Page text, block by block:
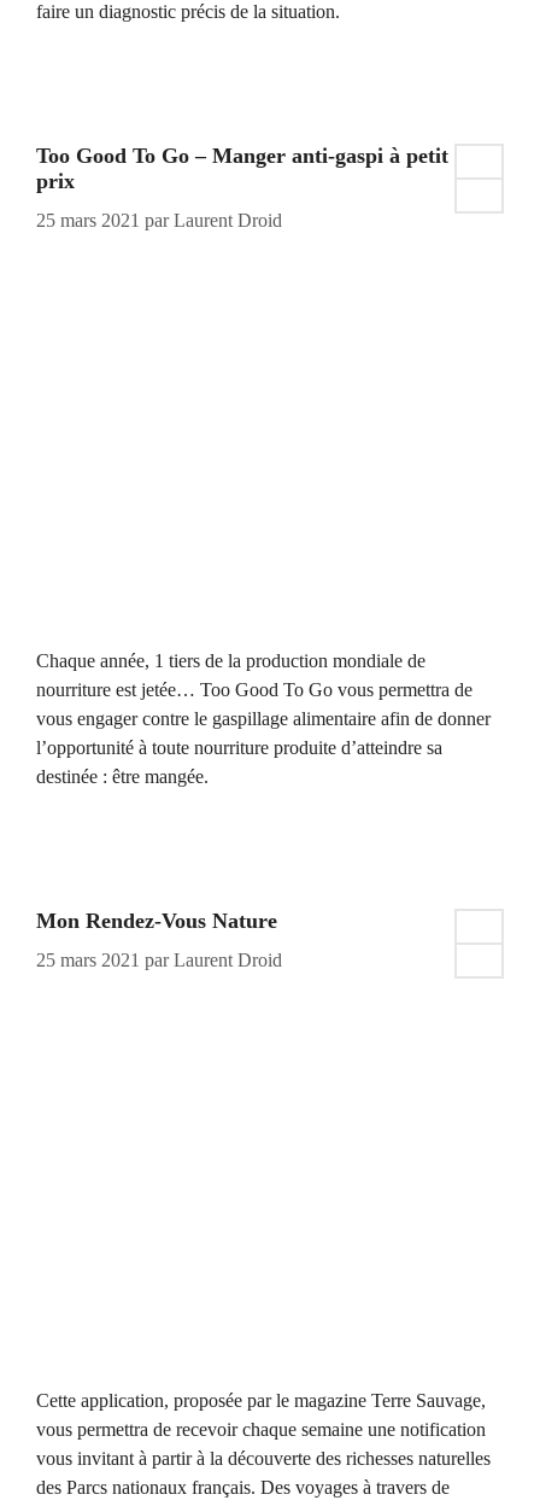
faire un diagnostic précis de la situation.
Too Good To Go – Manger anti-gaspi à petit
prix
25 mars 2021 parLaurent Droid
Chaque année, 1 tiers de la production mondiale de
nourriture est jetée… Too Good To Go vous permettra de
vous engager contre le gaspillage alimentaire afin de donner
l’opportunité à toute nourriture produite d’atteindre sa
destinée : être mangée.
Mon Rendez-Vous Nature
25 mars 2021 parLaurent Droid
Cette application, proposée par le magazine Terre Sauvage,
vous permettra de recevoir chaque semaine une notification
vous invitant à partir à la découverte des richesses naturelles
des Parcs nationaux français. Des voyages à travers de